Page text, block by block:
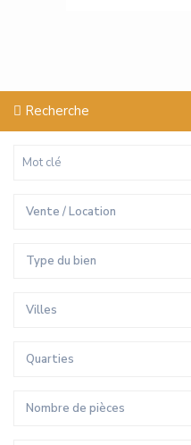
Recherche
Vente / Location
Type du bien
Villes
Quarties
Nombre de pièces